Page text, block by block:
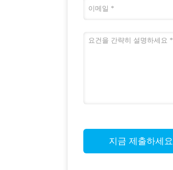
지금 제출하세요